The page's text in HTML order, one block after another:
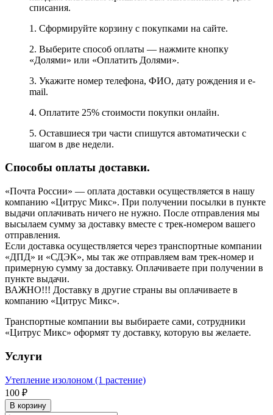
списания.
1. Сформируйте корзину с покупками на сайте.
2. Выберите способ оплаты — нажмите кнопку
«Долями» или «Оплатить Долями».
3. Укажите номер телефона, ФИО, дату рождения и e-
mail.
4. Оплатите 25% стоимости покупки онлайн.
5. Оставшиеся три части спишутся автоматически с
шагом в две недели.
Способы оплаты доставки.
«Почта России» — оплата доставки осуществляется в нашу
компанию «Цитрус Микс». При получении посылки в пункте
выдачи оплачивать ничего не нужно. После отправления мы
высылаем сумму за доставку вместе с трек-номером вашего
отправления.
Если доставка осуществляется через транспортные компании
«ДПД» и «СДЭК», мы так же отправляем вам трек-номер и
примерную сумму за доставку. Оплачиваете при получении в
пункте выдачи.
ВАЖНО!!! Доставку в другие страны вы оплачиваете в
компанию «Цитрус Микс».
Транспортные компании вы выбираете сами, сотрудники
«Цитрус Микс» оформят ту доставку, которую вы желаете.
Услуги
Утепление изолоном (1 растение)
100 ₽
В корзину